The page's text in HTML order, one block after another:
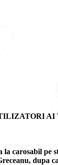
AI
carosabil pe
dupa